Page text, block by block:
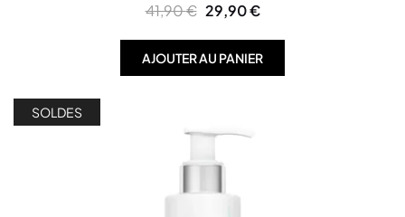
41,90€ 29,90€
AJOUTER AU PANIER
SOLDES